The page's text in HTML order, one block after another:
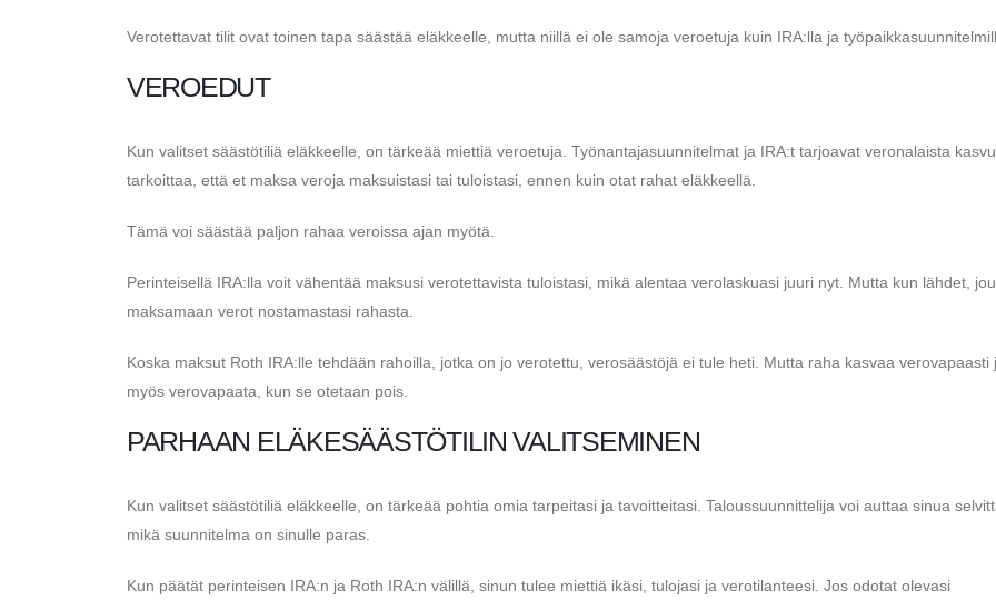
Verotettavat tilit ovat toinen tapa säästää eläkkeelle, mutta niillä ei ole samoja veroetuja kuin IRA:lla ja
VEROEDUT
Kun valitset säästötiliä eläkkeelle, on tärkeää miettiä veroetuja. Työnantajasuunnitelmat ja IRA:t tarjoavat veronalaista
tarkoittaa, että et maksa veroja maksuistasi tai tuloistasi, ennen kuin otat rahat eläkkeellä.
Tämä voi säästää paljon rahaa veroissa ajan myötä.
Perinteisellä IRA:lla voit vähentää maksusi verotettavista tuloistasi, mikä alentaa verolaskuasi juuri nyt. Mutta kun lähdet,
maksamaan verot nostamastasi rahasta.
Koska maksut Roth IRA:lle tehdään rahoilla, jotka on jo verotettu, verosäästöjä ei tule heti. Mutta raha kasvaa verovapaasti
myös verovapaata, kun se otetaan pois.
PARHAAN ELÄKESÄÄSTÖTILIN VALITSEMINEN
Kun valitset säästötiliä eläkkeelle, on tärkeää pohtia omia tarpeitasi ja tavoitteitasi. Taloussuunnittelija voi auttaa sinua
mikä suunnitelma on sinulle paras.
Kun päätät perinteisen IRA:n ja Roth IRA:n välillä, sinun tulee miettiä ikäsi, tulojasi ja verotilanteesi. Jos odotat olevasi